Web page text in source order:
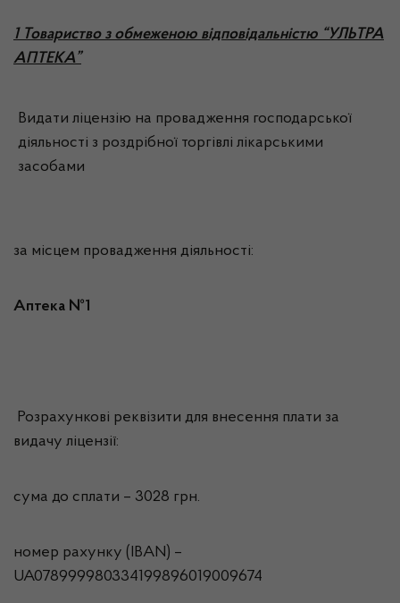
1 Товариство з обмеженою відповідальністю “УЛЬТРА
АПТЕКА”
Видати ліцензію на провадження господарської
діяльності з роздрібної торгівлі лікарськими
засобами
за місцем провадження діяльності:
Аптека №1
Розрахункові реквізити для внесення плати за
видачу ліцензії:
сума до сплати – 3028 грн.
номер рахунку (IBAN) –
UA078999980334199896019009674